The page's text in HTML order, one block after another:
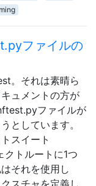
ファイルの
。それは素晴ら
ュメントの方が
ファイルが
としています。
スイート
トルートに1つ
それを使用し
スチャを定義し